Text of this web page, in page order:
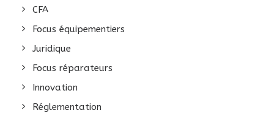
CFA
Focus équipementiers
Juridique
Focus réparateurs
Innovation
Réglementation